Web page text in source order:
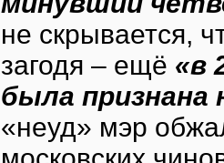
не скрывается,
загодя – ещё «в
была признана
«неуд» мэр